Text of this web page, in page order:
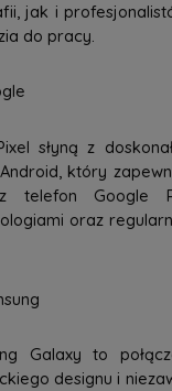
jak i
do pracy.
słyną z
który
telefon
oraz
Galaxy to
designu i